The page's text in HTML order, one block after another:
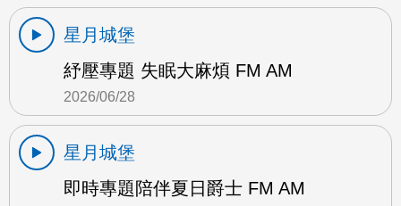
星月城堡
紓壓專題 失眠大麻煩 FM AM
2026/06/28
星月城堡
即時專題陪伴夏日爵士 FM AM